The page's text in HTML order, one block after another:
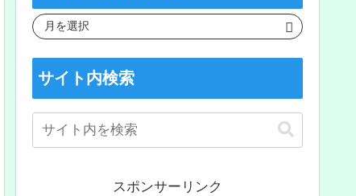
サイト内検索
スポンサーリンク